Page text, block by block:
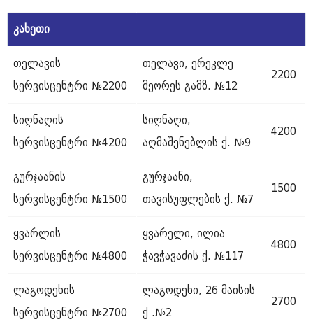
კახეთი
თელავის
სერვისცენტრი №2200
თელავი, ერეკლე
მეორეს გამზ. №12
2200
სიღნაღის
სერვისცენტრი №4200
სიღნაღი,
აღმაშენებლის ქ. №9
4200
გურჯაანის
სერვისცენტრი №1500
გურჯაანი,
თავისუფლების ქ. №7
1500
ყვარლის
სერვისცენტრი №4800
ყვარელი, ილია
ჭავჭავაძის ქ. №117
4800
ლაგოდეხის
სერვისცენტრი №2700
ლაგოდეხი, 26 მაისის
ქ .№2
2700